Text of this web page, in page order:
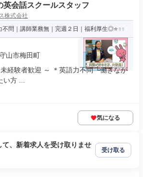
英会話スクールスタッフ
株式会社
不問｜講師業務無｜完週２日｜福利厚生◎⭐
山市梅田町
経験者歓迎 ～ ＊英語力不問 └働きなが
方 ...
気になる
て、新着求人を受け取りませ
受け取る